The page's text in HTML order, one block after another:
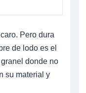
Pero dura
de lodo es el
donde no
su material y